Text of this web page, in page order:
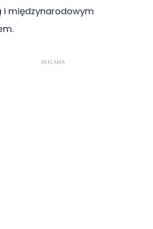
i międzynarodowym
REKLAMA